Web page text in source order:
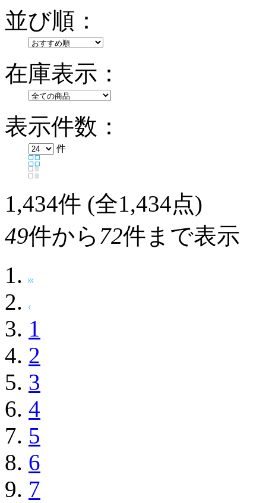
並び順：
在庫表示：
表示件数：
件
1,434件 (全1,434点)
49件から 72件まで表示
1
2
3
4
5
6
7